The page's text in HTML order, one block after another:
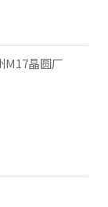
M17晶圆厂